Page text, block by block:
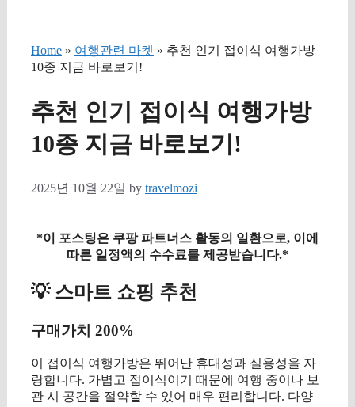
Home » 여행관련 마켓 » 추천 인기 접이식 여행가방
10종 지금 바로보기!
추천 인기 접이식 여행가방
10종 지금 바로보기!
2025년 10월 22일 by travelmozi
*이 포스팅은 쿠팡 파트너스 활동의 일환으로, 이에
따른 일정액의 수수료를 제공받습니다.*
💡 스마트 쇼핑 추천
구매가치 200%
이 접이식 여행가방은 뛰어난 휴대성과 실용성을 자
랑합니다. 가볍고 접이식이기 때문에 여행 중이나 보
관 시 공간을 절약할 수 있어 매우 편리합니다. 다양